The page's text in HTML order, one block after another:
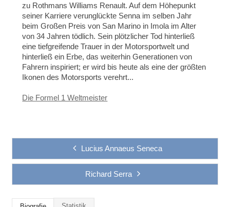
zu Rothmans Williams Renault. Auf dem Höhepunkt
seiner Karriere verunglückte Senna im selben Jahr
beim Großen Preis von San Marino in Imola im Alter
von 34 Jahren tödlich. Sein plötzlicher Tod hinterließ
eine tiefgreifende Trauer in der Motorsportwelt und
hinterließ ein Erbe, das weiterhin Generationen von
Fahrern inspiriert; er wird bis heute als eine der größten
Ikonen des Motorsports verehrt...
Die Formel 1 Weltmeister
Lucius Annaeus Seneca
Richard Serra